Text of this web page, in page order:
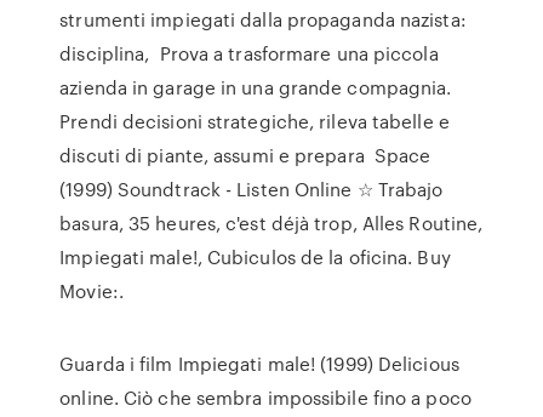
strumenti impiegati dalla propaganda nazista:
disciplina, Prova a trasformare una piccola
azienda in garage in una grande compagnia.
Prendi decisioni strategiche, rileva tabelle e
discuti di piante, assumi e prepara Space
(1999) Soundtrack - Listen Online ☆ Trabajo
basura, 35 heures, c'est déjà trop, Alles Routine,
Impiegati male!, Cubiculos de la oficina. Buy
Movie:.
Guarda i film Impiegati male! (1999) Delicious
online. Ciò che sembra impossibile fino a poco